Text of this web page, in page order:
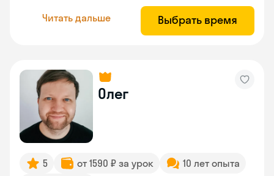
Читать дальше Выбрать время
Олег
5 от 1590 ₽ за урок
10 лет опыта